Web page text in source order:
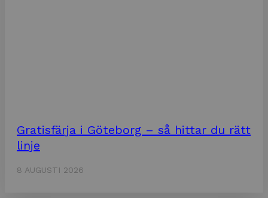
Gratisfärja i Göteborg – så hittar du rätt
linje
8 AUGUSTI 2026